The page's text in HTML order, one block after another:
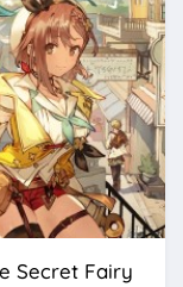
Secret Fairy